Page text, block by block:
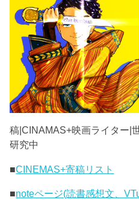
稿|CINAMAS+映画ライター|
研究中
■CINEMAS+寄稿リスト
■noteページ(読書感想文、